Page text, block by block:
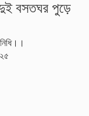
দুই বসতঘর পুড়ে